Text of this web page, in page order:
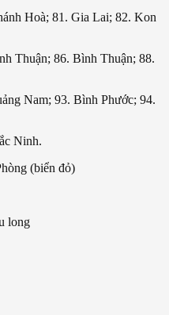
Hoà; 81. Gia Lai; 82. Kon
Thuận; 86. Bình Thuận; 88.
Nam; 93. Bình Phước; 94.
Ninh.
(biển đỏ)
long